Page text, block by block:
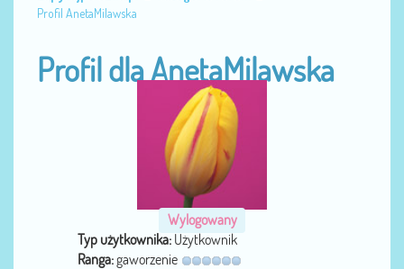
Profil AnetaMilawska
Profil dla AnetaMilawska
Wylogowany
Typ użytkownika: Użytkownik
Ranga:gaworzenie